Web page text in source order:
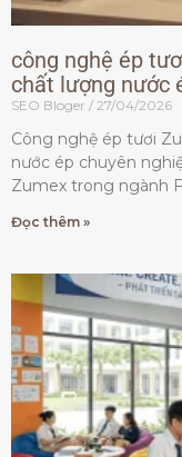
công nghệ ép
chất lượng nước
SEO Bloger 27/04/2026
Công nghệ ép tươi
nước ép chuyên
Zumex trong ngành
Đọc thêm »